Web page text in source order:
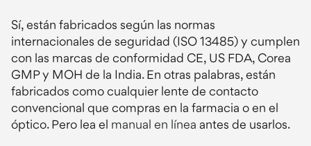
Sí, están fabricados según las normas
internacionales de seguridad (ISO 13485) y cumplen
con las marcas de conformidad CE, US FDA, Corea
GMP y MOH de la India. En otras palabras, están
fabricados como cualquier lente de contacto
convencional que compras en la farmacia o en el
óptico. Pero lea el manual en línea antes de usarlos.